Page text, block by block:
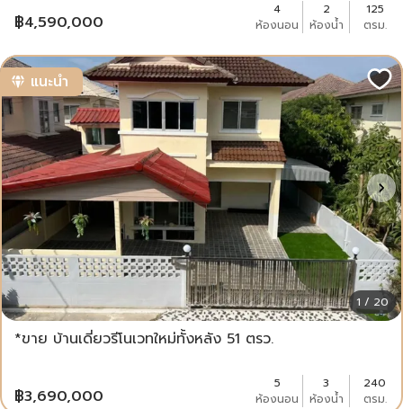
฿4,590,000
4
ห้องนอน
2
ห้องน้ำ
125
ตรม.
แนะนำ
1 / 20
*ขาย บ้านเดี่ยวรีโนเวทใหม่ทั้งหลัง 51 ตรว.
฿3,690,000
5
ห้องนอน
3
ห้องน้ำ
240
ตรม.